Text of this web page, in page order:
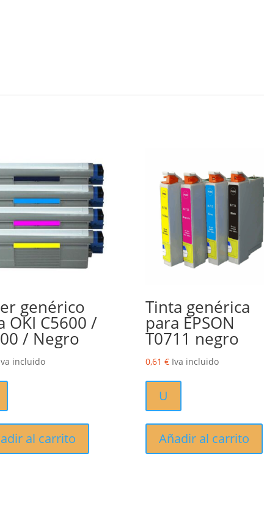
genérico
OKI C5600 /
/ Negro
incluido
al carrito
Tinta genérica
para EPSON
T0711 negro
0,61 € Iva incluido
U
Añadir al carrito